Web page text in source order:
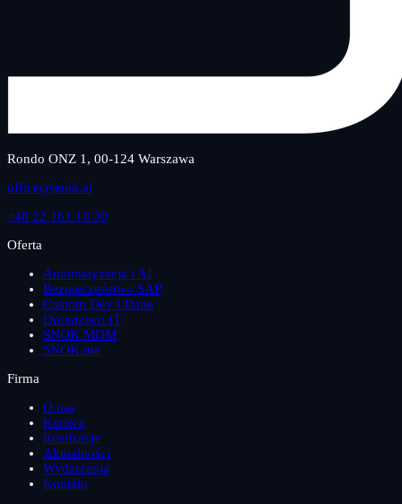
Rondo ONZ 1, 00-124 Warszawa
office@snok.ai
+48 22 161 18 30
Oferta
Automatyzacja i AI
Bezpieczeństwo SAP
Custom Dev i Dane
Doradztwo IT
SNOK MDM
SNOK.me
Firma
O nas
Kariera
Realizacje
Aktualności
Wydarzenia
Kontakt